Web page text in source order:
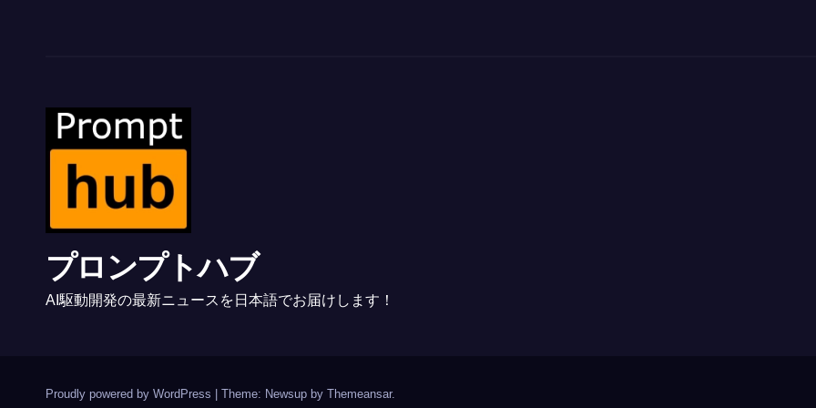
プロンプトハブ
AI駆動開発の最新ニュースを日本語でお届けします！
Proudly powered by WordPress Theme: Newsup by Themeansar.